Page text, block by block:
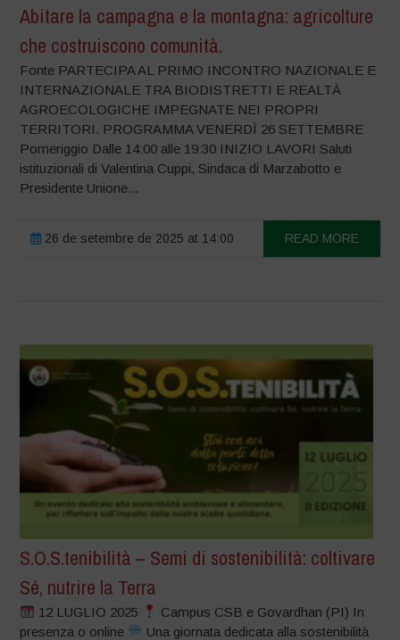
Abitare la campagna e la montagna: agricolture
che costruiscono comunità.
Fonte PARTECIPA AL PRIMO INCONTRO NAZIONALE E
INTERNAZIONALE TRA BIODISTRETTI E REALTÀ
AGROECOLOGICHE IMPEGNATE NEI PROPRI
TERRITORI. PROGRAMMA VENERDÌ 26 SETTEMBRE
Pomeriggio Dalle 14:00 alle 19:30 INIZIO LAVORI Saluti
istituzionali di Valentina Cuppi, Sindaca di Marzabotto e
Presidente Unione...
26 de setembre de 2025 at 14:00 READ MORE
S.O.S.tenibilità – Semi di sostenibilità: coltivare
Sé, nutrire la Terra
12 LUGLIO 2025
Campus CSB e Govardhan (PI) In
presenza o online
Una giornata dedicata alla sostenibilità